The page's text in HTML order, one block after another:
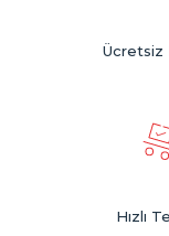
Ücretsiz
Hızlı